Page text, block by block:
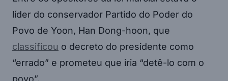
líder do conservador Partido do Poder do
Povo de Yoon, Han Dong-hoon, que
classificou o decreto do presidente como
“errado” e prometeu que iria “detê-lo com o